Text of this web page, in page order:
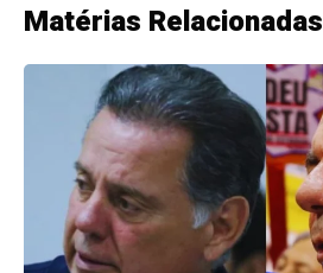
Matérias Relacionadas